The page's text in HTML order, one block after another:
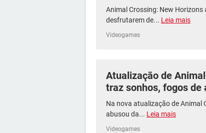
Animal Crossing: New
desfrutarem de... Leia mais
Videogames
Atualização de
traz sonhos, fogos
Na nova atualização de Animal
abusou da... Leia mais
Videogames